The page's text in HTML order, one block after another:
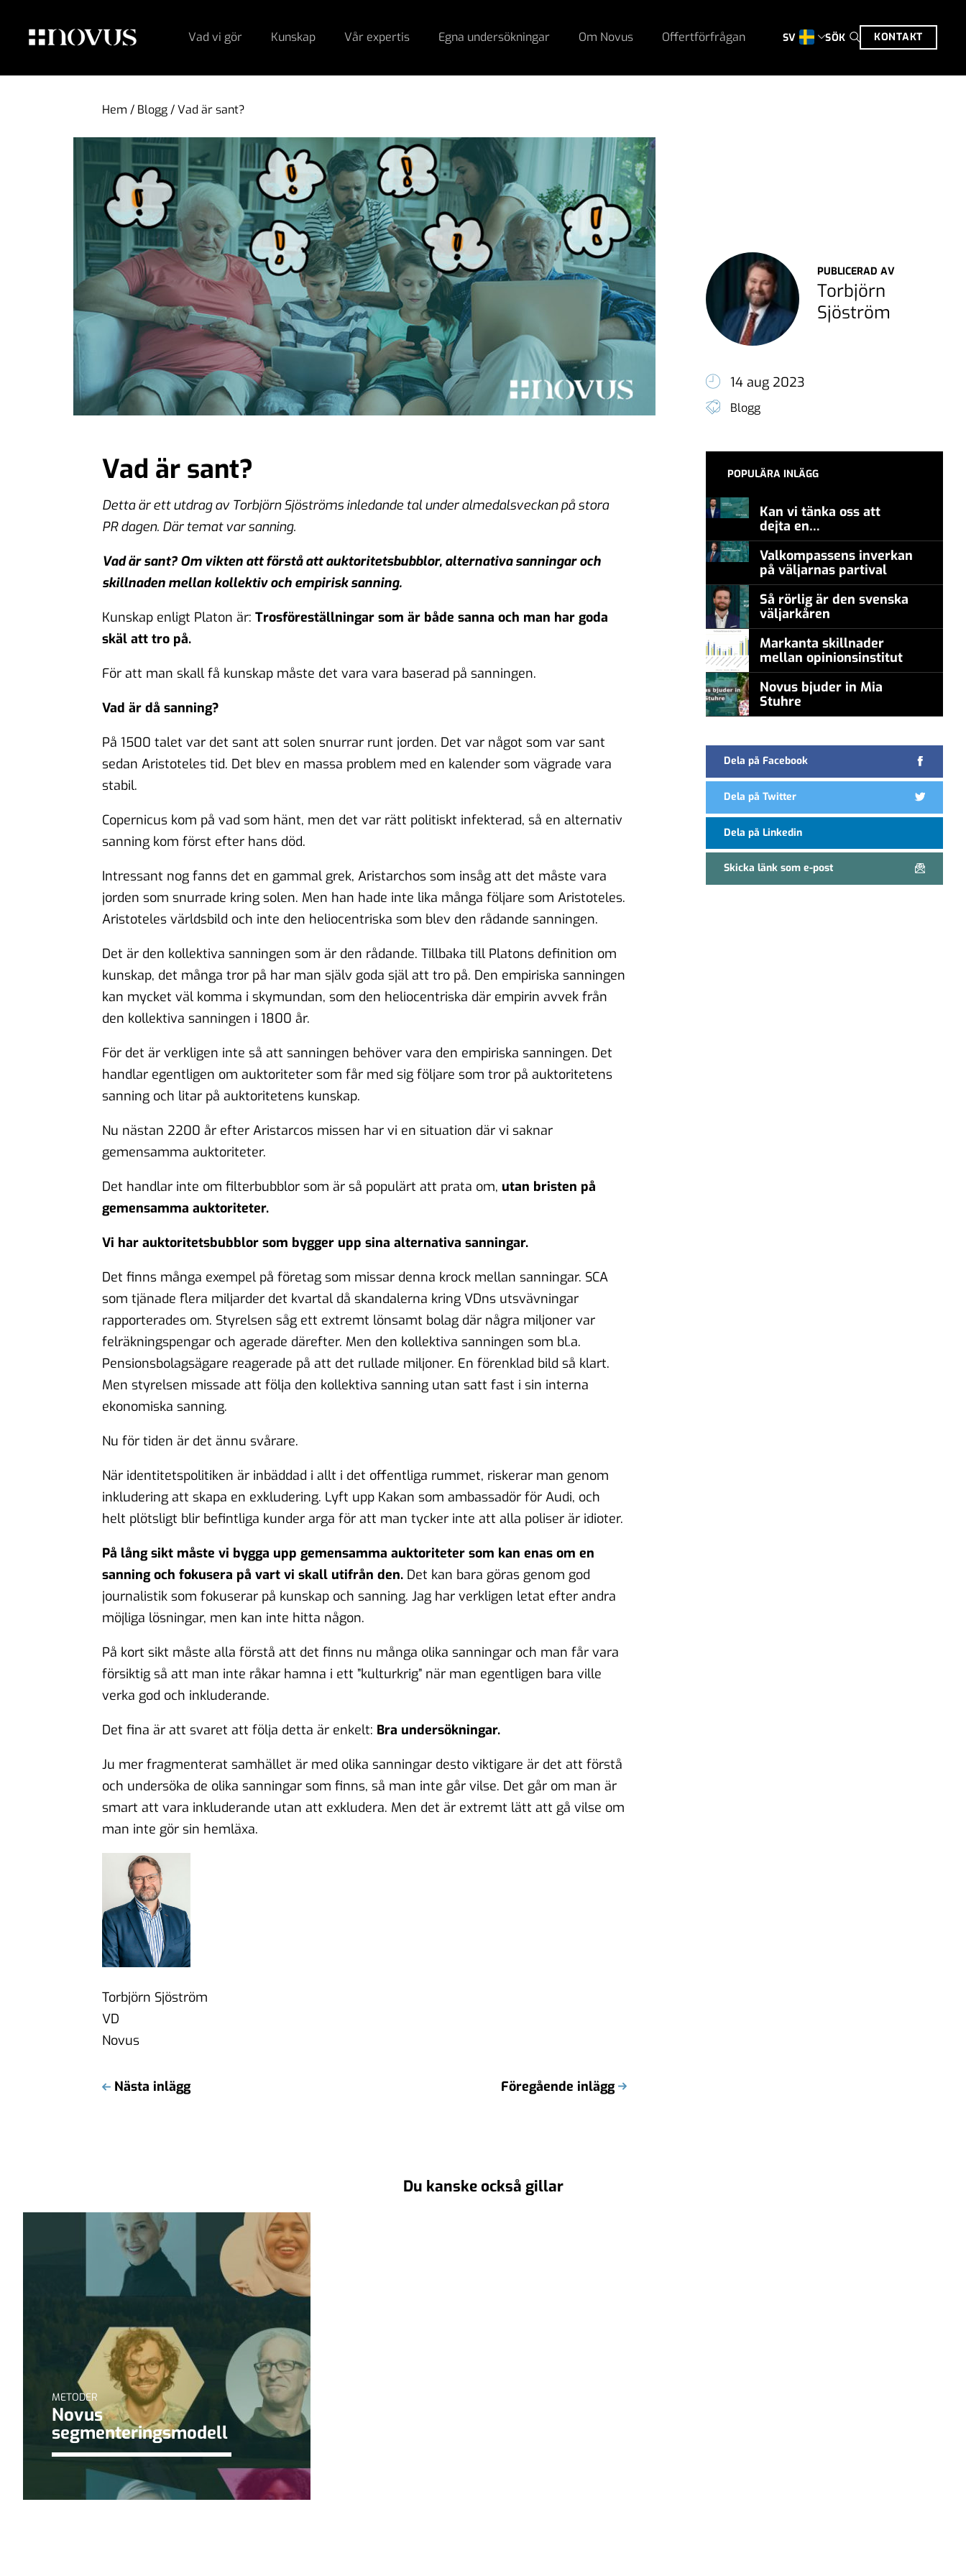
Vad vi gör Kunskap Vår expertis Egna undersökningar Om Novus Offertförfrågan SV SÖK KONTAKT
Hem / Blogg/Vad är sant?
Vad är sant?
Detta är ett utdrag av Torbjörn Sjöströms inledande tal under almedalsveckan på stora
PR dagen. Där temat var sanning.
Vad är sant? Om vikten att förstå att auktoritetsbubblor, alternativa sanningar och
skillnaden mellan kollektiv och empirisk sanning.
Kunskap enligt Platon är: Trosföreställningar som är både sanna och man har goda
skäl att tro på.
För att man skall få kunskap måste det vara vara baserad på sanningen.
Vad är då sanning?
På 1500 talet var det sant att solen snurrar runt jorden. Det var något som var sant
sedan Aristoteles tid. Det blev en massa problem med en kalender som vägrade vara
stabil.
Copernicus kom på vad som hänt, men det var rätt politiskt infekterad, så en alternativ
sanning kom först efter hans död.
Intressant nog fanns det en gammal grek, Aristarchos som insåg att det måste vara
jorden som snurrade kring solen. Men han hade inte lika många följare som Aristoteles.
Aristoteles världsbild och inte den heliocentriska som blev den rådande sanningen.
Det är den kollektiva sanningen som är den rådande. Tillbaka till Platons definition om
kunskap, det många tror på har man själv goda själ att tro på. Den empiriska sanningen
kan mycket väl komma i skymundan, som den heliocentriska där empirin avvek från
den kollektiva sanningen i 1800 år.
För det är verkligen inte så att sanningen behöver vara den empiriska sanningen. Det
handlar egentligen om auktoriteter som får med sig följare som tror på auktoritetens
sanning och litar på auktoritetens kunskap.
Nu nästan 2200 år efter Aristarcos missen har vi en situation där vi saknar
gemensamma auktoriteter.
Det handlar inte om filterbubblor som är så populärt att prata om, utan bristen på
gemensamma auktoriteter.
Vi har auktoritetsbubblor som bygger upp sina alternativa sanningar.
Det finns många exempel på företag som missar denna krock mellan sanningar. SCA
som tjänade flera miljarder det kvartal då skandalerna kring VDns utsvävningar
rapporterades om. Styrelsen såg ett extremt lönsamt bolag där några miljoner var
felräkningspengar och agerade därefter. Men den kollektiva sanningen som bl.a.
Pensionsbolagsägare reagerade på att det rullade miljoner. En förenklad bild så klart.
Men styrelsen missade att följa den kollektiva sanning utan satt fast i sin interna
ekonomiska sanning.
Nu för tiden är det ännu svårare.
När identitetspolitiken är inbäddad i allt i det offentliga rummet, riskerar man genom
inkludering att skapa en exkludering. Lyft upp Kakan som ambassadör för Audi, och
helt plötsligt blir befintliga kunder arga för att man tycker inte att alla poliser är idioter.
På lång sikt måste vi bygga upp gemensamma auktoriteter som kan enas om en
sanning och fokusera på vart vi skall utifrån den. Det kan bara göras genom god
journalistik som fokuserar på kunskap och sanning. Jag har verkligen letat efter andra
möjliga lösningar, men kan inte hitta någon.
På kort sikt måste alla förstå att det finns nu många olika sanningar och man får vara
försiktig så att man inte råkar hamna i ett ”kulturkrig” när man egentligen bara ville
verka god och inkluderande.
Det fina är att svaret att följa detta är enkelt: Bra undersökningar.
Ju mer fragmenterat samhället är med olika sanningar desto viktigare är det att förstå
och undersöka de olika sanningar som finns, så man inte går vilse. Det går om man är
smart att vara inkluderande utan att exkludera. Men det är extremt lätt att gå vilse om
man inte gör sin hemläxa.
Torbjörn Sjöström
VD
Novus
Nästa inlägg Föregående inlägg
PUBLICERAD AV
Torbjörn
Sjöström
14 aug 2023
Blogg
POPULÄRA INLÄGG
Kan vi tänka oss att
dejta en
meningsmotståndare?
Valkompassens inverkan
på väljarnas partival
Så rörlig är den svenska
väljarkåren
Markanta skillnader
mellan opinionsinstitut
Novus bjuder in Mia
Stuhre
Dela på Facebook
Dela på Twitter
Dela på Linkedin
Skicka länk som e-post
Du kanske också gillar
METODER
Novus
segmenteringsmodell